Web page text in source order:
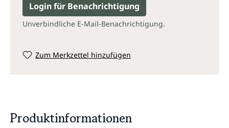
Login für Benachrichtigung
Unverbindliche E-Mail-Benachrichtigung.
Zum Merkzettel hinzufügen
Produktinformationen